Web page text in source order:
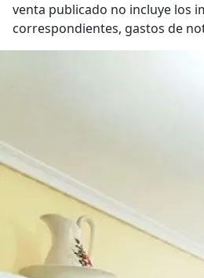
venta publicado no incluye los
correspondientes, gastos de